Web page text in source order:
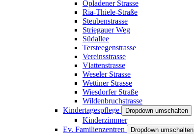
Opladener Strasse
Ria-Thiele-Straße
Steubenstrasse
Striegauer Weg
Südallee
Tersteegenstrasse
Vereinsstrasse
Vlattenstrasse
Weseler Strasse
Wettiner Strasse
Wiesdorfer Straße
Wildenbruchstrasse
Kindertagespflege
Dropdown umschalten
Kinderzimmer
Ev. Familienzentren
Dropdown umschalten